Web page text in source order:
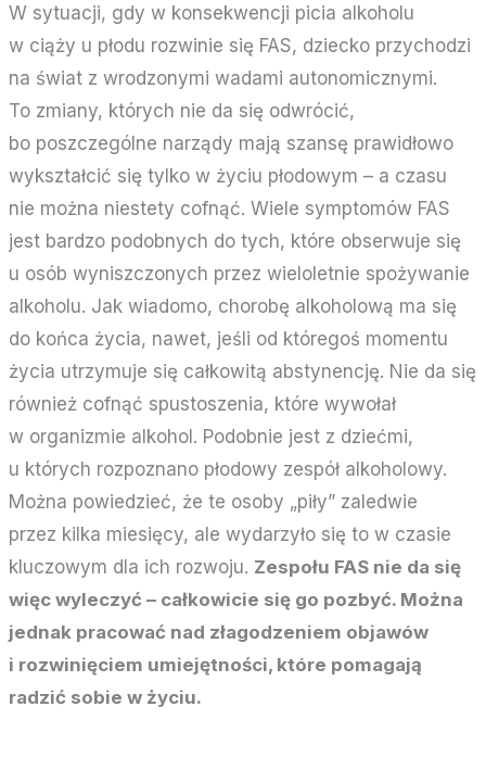
W sytuacji, gdy w konsekwencji picia alkoholu
w ciąży u płodu rozwinie się FAS, dziecko przychodzi
na świat z wrodzonymi wadami autonomicznymi.
To zmiany, których nie da się odwrócić,
bo poszczególne narządy mają szansę prawidłowo
wykształcić się tylko w życiu płodowym – a czasu
nie można niestety cofnąć. Wiele symptomów FAS
jest bardzo podobnych do tych, które obserwuje się
u osób wyniszczonych przez wieloletnie spożywanie
alkoholu. Jak wiadomo, chorobę alkoholową ma się
do końca życia, nawet, jeśli od któregoś momentu
życia utrzymuje się całkowitą abstynencję. Nie da się
również cofnąć spustoszenia, które wywołał
w organizmie alkohol. Podobnie jest z dziećmi,
u których rozpoznano płodowy zespół alkoholowy.
Można powiedzieć, że te osoby „piły” zaledwie
przez kilka miesięcy, ale wydarzyło się to w czasie
kluczowym dla ich rozwoju. Zespołu FAS nie da się
więc wyleczyć – całkowicie się go pozbyć. Można
jednak pracować nad złagodzeniem objawów
i rozwinięciem umiejętności, które pomagają
radzić sobie w życiu.